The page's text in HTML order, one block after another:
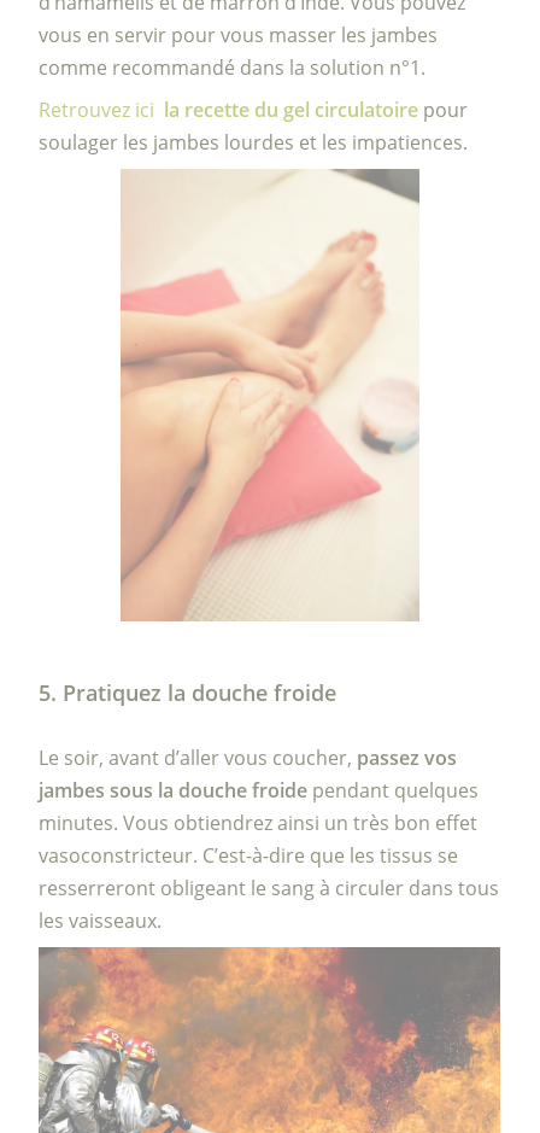
vous en servir pour vous masser les jambes
comme recommandé dans la solution n°1.
Retrouvez ici la recette du gel circulatoire pour
soulager les jambes lourdes et les impatiences.
5. Pratiquez la douche froide
Le soir, avant d’aller vous coucher, passez vos
jambes sous la douche froide pendant quelques
minutes. Vous obtiendrez ainsi un très bon effet
vasoconstricteur. C’est-à-dire que les tissus se
resserreront obligeant le sang à circuler dans tous
les vaisseaux.